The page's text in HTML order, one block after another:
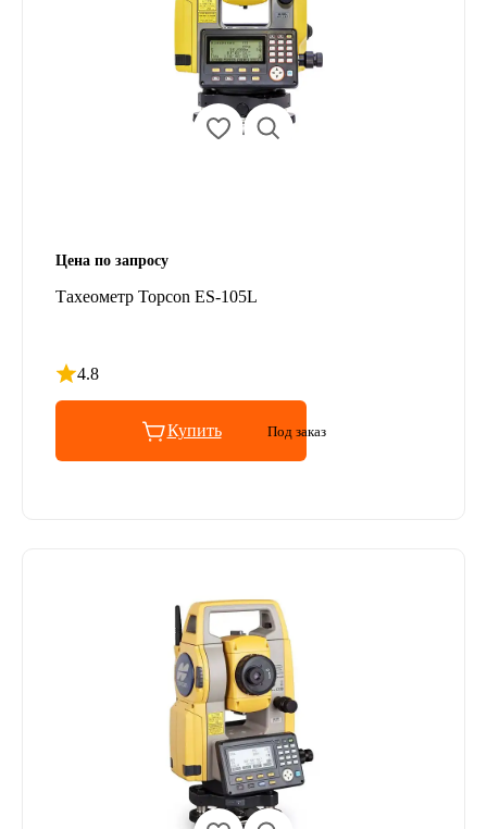
Цена по запросу
Тахеометр Topcon ES-105L
4.8
Рейтинг 4.8 из 5
Купить Под заказ